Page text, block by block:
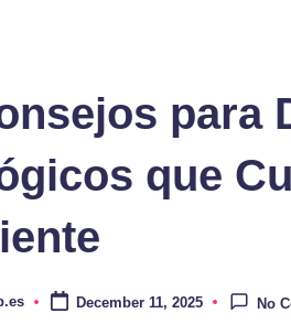
para
que
December 11, 2025 No